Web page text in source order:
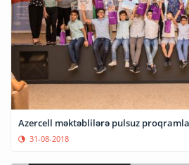
Azercell məktəblilərə pulsuz
31-08-2018